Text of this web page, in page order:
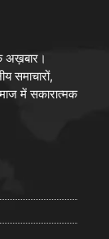
अख़बार।
समाचारों,
में सकारात्मक